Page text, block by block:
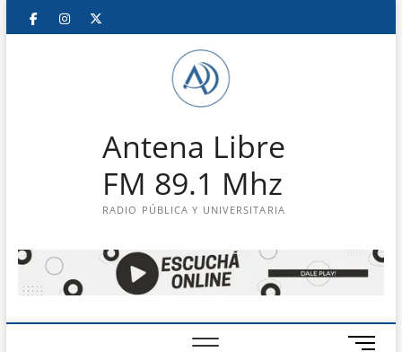
Saltar
FacebookInstagram
Antena Libre
FM 89.1 Mhz
RADIO PÚBLICA Y UNIVERSITARIA
B